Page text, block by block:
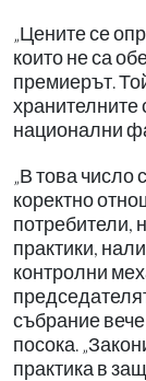
„Цените се
които не са
премиерът.
хранителните
национални
„В това число
коректно
потребители,
практики,
контролни
събрание
посока.
практика в